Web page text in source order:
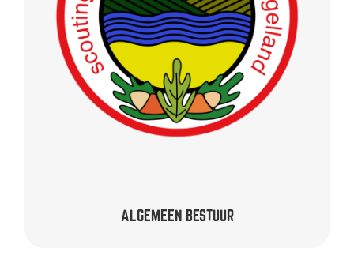
ALGEMEEN BESTUUR
REGIO MAASTRICHT & MERGELLAND
Stefan Stettler –
onbezoldigd